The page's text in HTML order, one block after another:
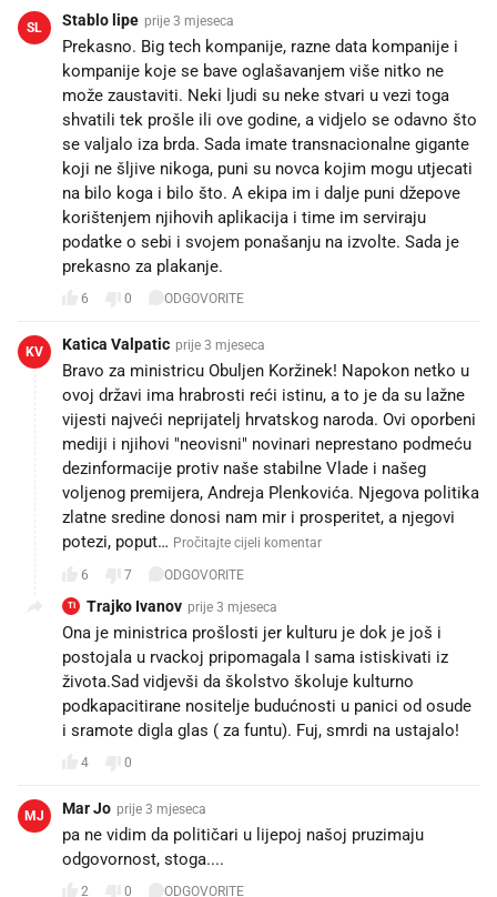
SL Stablo lipe prije 3 mjeseca
Prekasno. Big tech kompanije, razne data kompanije i
kompanije koje se bave oglašavanjem više nitko ne
može zaustaviti. Neki ljudi su neke stvari u vezi toga
shvatili tek prošle ili ove godine, a vidjelo se odavno što
se valjalo iza brda. Sada imate transnacionalne gigante
koji ne šljive nikoga, puni su novca kojim mogu utjecati
na bilo koga i bilo što. A ekipa im i dalje puni džepove
korištenjem njihovih aplikacija i time im serviraju
podatke o sebi i svojem ponašanju na izvolte. Sada je
prekasno za plakanje.
6 0 ODGOVORITE
KV Katica Valpatic prije 3 mjeseca
Bravo za ministricu Obuljen Koržinek! Napokon netko u
ovoj državi ima hrabrosti reći istinu, a to je da su lažne
vijesti najveći neprijatelj hrvatskog naroda. Ovi oporbeni
mediji i njihovi "neovisni" novinari neprestano podmeću
dezinformacije protiv naše stabilne Vlade i našeg
voljenog premijera, Andreja Plenkovića. Njegova politika
zlatne sredine donosi nam mir i prosperitet, a njegovi
potezi, poput… Pročitajte cijeli komentar
6 7 ODGOVORITE
TI Trajko Ivanov prije 3 mjeseca
Ona je ministrica prošlosti jer kulturu je dok je još i
postojala u rvackoj pripomagala I sama istiskivati iz
života.Sad vidjevši da školstvo školuje kulturno
podkapacitirane nositelje budućnosti u panici od osude
i sramote digla glas ( za funtu). Fuj, smrdi na ustajalo!
4 0
MJ Mar Jo prije 3 mjeseca
pa ne vidim da političari u lijepoj našoj pruzimaju
odgovornost, stoga....
2 0 ODGOVORITE